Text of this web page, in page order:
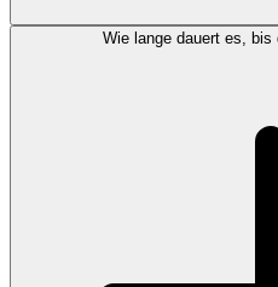
Wie lange dauert es, bis